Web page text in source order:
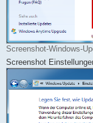
Screenshot-Windows-
Screenshot